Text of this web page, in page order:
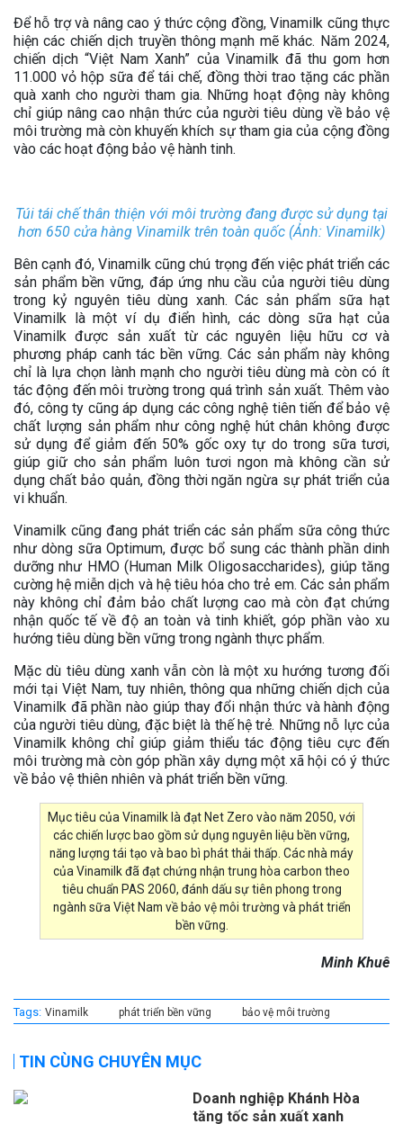
Để hỗ trợ và nâng cao ý thức cộng đồng, Vinamilk cũng thực
hiện các chiến dịch truyền thông mạnh mẽ khác. Năm 2024,
chiến dịch “Việt Nam Xanh” của Vinamilk đã thu gom hơn
11.000 vỏ hộp sữa để tái chế, đồng thời trao tặng các phần
quà xanh cho người tham gia. Những hoạt động này không
chỉ giúp nâng cao nhận thức của người tiêu dùng về bảo vệ
môi trường mà còn khuyến khích sự tham gia của cộng đồng
vào các hoạt động bảo vệ hành tinh.
Túi tái chế thân thiện với môi trường đang được sử dụng tại
hơn 650 cửa hàng Vinamilk trên toàn quốc (Ảnh: Vinamilk)
Bên cạnh đó, Vinamilk cũng chú trọng đến việc phát triển các
sản phẩm bền vững, đáp ứng nhu cầu của người tiêu dùng
trong kỷ nguyên tiêu dùng xanh. Các sản phẩm sữa hạt
Vinamilk là một ví dụ điển hình, các dòng sữa hạt của
Vinamilk được sản xuất từ các nguyên liệu hữu cơ và
phương pháp canh tác bền vững. Các sản phẩm này không
chỉ là lựa chọn lành mạnh cho người tiêu dùng mà còn có ít
tác động đến môi trường trong quá trình sản xuất. Thêm vào
đó, công ty cũng áp dụng các công nghệ tiên tiến để bảo vệ
chất lượng sản phẩm như công nghệ hút chân không được
sử dụng để giảm đến 50% gốc oxy tự do trong sữa tươi,
giúp giữ cho sản phẩm luôn tươi ngon mà không cần sử
dụng chất bảo quản, đồng thời ngăn ngừa sự phát triển của
vi khuẩn.
Vinamilk cũng đang phát triển các sản phẩm sữa công thức
như dòng sữa Optimum, được bổ sung các thành phần dinh
dưỡng như HMO (Human Milk Oligosaccharides), giúp tăng
cường hệ miễn dịch và hệ tiêu hóa cho trẻ em. Các sản phẩm
này không chỉ đảm bảo chất lượng cao mà còn đạt chứng
nhận quốc tế về độ an toàn và tinh khiết, góp phần vào xu
hướng tiêu dùng bền vững trong ngành thực phẩm.
Mặc dù tiêu dùng xanh vẫn còn là một xu hướng tương đối
mới tại Việt Nam, tuy nhiên, thông qua những chiến dịch của
Vinamilk đã phần nào giúp thay đổi nhận thức và hành động
của người tiêu dùng, đặc biệt là thế hệ trẻ. Những nỗ lực của
Vinamilk không chỉ giúp giảm thiểu tác động tiêu cực đến
môi trường mà còn góp phần xây dựng một xã hội có ý thức
về bảo vệ thiên nhiên và phát triển bền vững.
Mục tiêu của Vinamilk là đạt Net Zero vào năm 2050, với
các chiến lược bao gồm sử dụng nguyên liệu bền vững,
năng lượng tái tạo và bao bì phát thải thấp. Các nhà máy
của Vinamilk đã đạt chứng nhận trung hòa carbon theo
tiêu chuẩn PAS 2060, đánh dấu sự tiên phong trong
ngành sữa Việt Nam về bảo vệ môi trường và phát triển
bền vững.
Minh Khuê
Tags: Vinamilk phát triển bền vững bảo vệ môi trường
TIN CÙNG CHUYÊN MỤC
Doanh nghiệp Khánh Hòa
tăng tốc sản xuất xanh